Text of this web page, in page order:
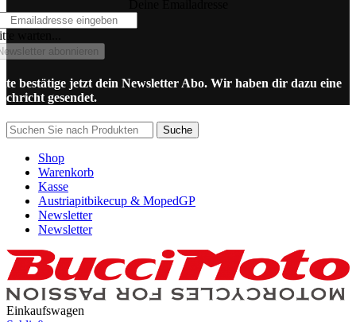
warten...
abonnieren
bestätige jetzt dein Newsletter Abo. Wir haben dir dazu eine
gesendet.
Suche
Shop
Warenkorb
Kasse
Austriapitbikecup & MopedGP
Newsletter
Newsletter
Einkaufswagen